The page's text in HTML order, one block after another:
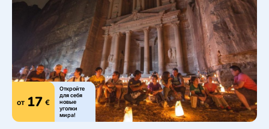
от 17 €
Откройте
для себя
новые
уголки
мира!